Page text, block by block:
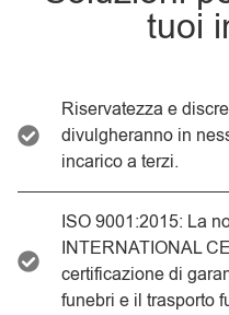
tuoi
Riservatezza e
divulgheranno in
incarico a terzi.
ISO 9001:2015: La
INTERNATIONAL
certificazione di
funebri e il trasporto